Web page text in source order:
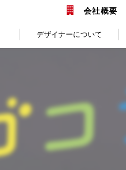
会社概要
デザイナーについて